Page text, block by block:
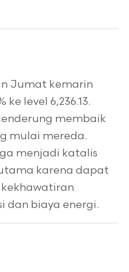
Jumat kemarin
level 6,236.13.
membaik
mulai mereda.
menjadi katalis
karena dapat
dan biaya energi.